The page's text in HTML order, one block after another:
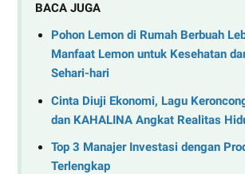
BACA JUGA
Pohon Lemon di Rumah Berbuah
Manfaat Lemon untuk Kesehatan
Sehari-hari
Cinta Diuji Ekonomi, Lagu
dan KAHALINA Angkat Realitas
Top 3 Manajer Investasi dengan
Terlengkap